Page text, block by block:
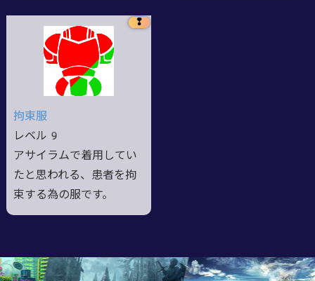
❢
拘束服
レベル9
アサイラムで着用してい
たと思われる、患者を拘
束する為の服です。